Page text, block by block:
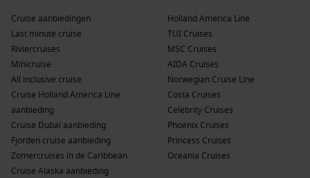
kustlijnen. Verken het rijke culturele erfgoed in steden
zoalsLissabon
Noord-Afrika
Een rijke culturele regio met prachtige
natuur en historische plaatsen. Ontdek de schat aan
geschiedenis en cultuur in landen zoalsMarokkoen
Tunesië.
Afrika:Een vasteland vol diversiteit, van de bruisende
markten in Marrakech tot de prachtige natuur en wildlife
inKeniaenZuid-Afrika . Een echte uitdaging voor
avonturiers!
Cruise aanbiedingen
Last minute cruise
Riviercruises
Minicruise
All inclusive cruise
Cruise Holland America Line
aanbieding
Cruise Dubai aanbieding
Fjorden cruise aanbieding
Zomercruises in de Caribbean
Cruise Alaska aanbieding
Holland America Line
TUI Cruises
MSC Cruises
AIDA Cruises
Norwegian Cruise Line
Costa Cruises
Celebrity Cruises
Phoenix Cruises
Princess Cruises
Oceania Cruises